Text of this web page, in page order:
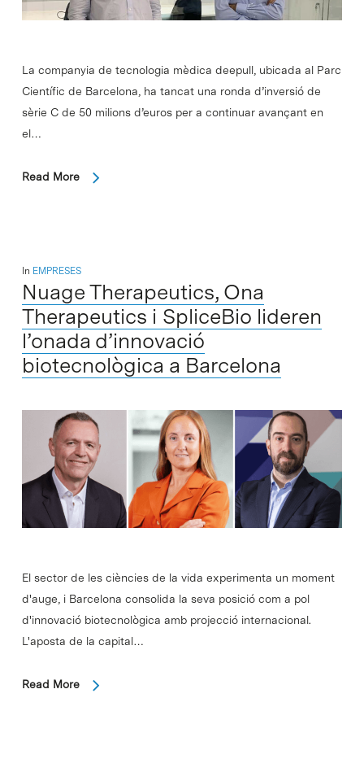
La companyia de tecnologia mèdica deepull, ubicada al Parc
Científic de Barcelona, ha tancat una ronda d’inversió de
sèrie C de 50 milions d’euros per a continuar avançant en
el…
Read More
In EMPRESES
Nuage Therapeutics, Ona
Therapeutics i SpliceBio lideren
l’onada d’innovació
biotecnològica a Barcelona
El sector de les ciències de la vida experimenta un moment
d'auge, i Barcelona consolida la seva posició com a pol
d'innovació biotecnològica amb projecció internacional.
L'aposta de la capital…
Read More